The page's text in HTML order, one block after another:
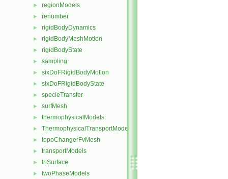
► regionModels
► renumber
► rigidBodyDynamics
► rigidBodyMeshMotion
► rigidBodyState
► sampling
► sixDoFRigidBodyMotion
► sixDoFRigidBodyState
► specieTransfer
► surfMesh
► thermophysicalModels
► ThermophysicalTransportModels
► topoChangerFvMesh
► transportModels
► triSurface
► twoPhaseModels